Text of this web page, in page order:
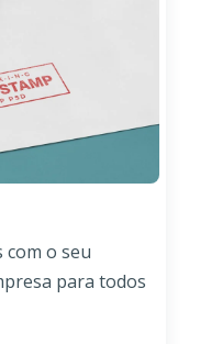
o seu
para todos